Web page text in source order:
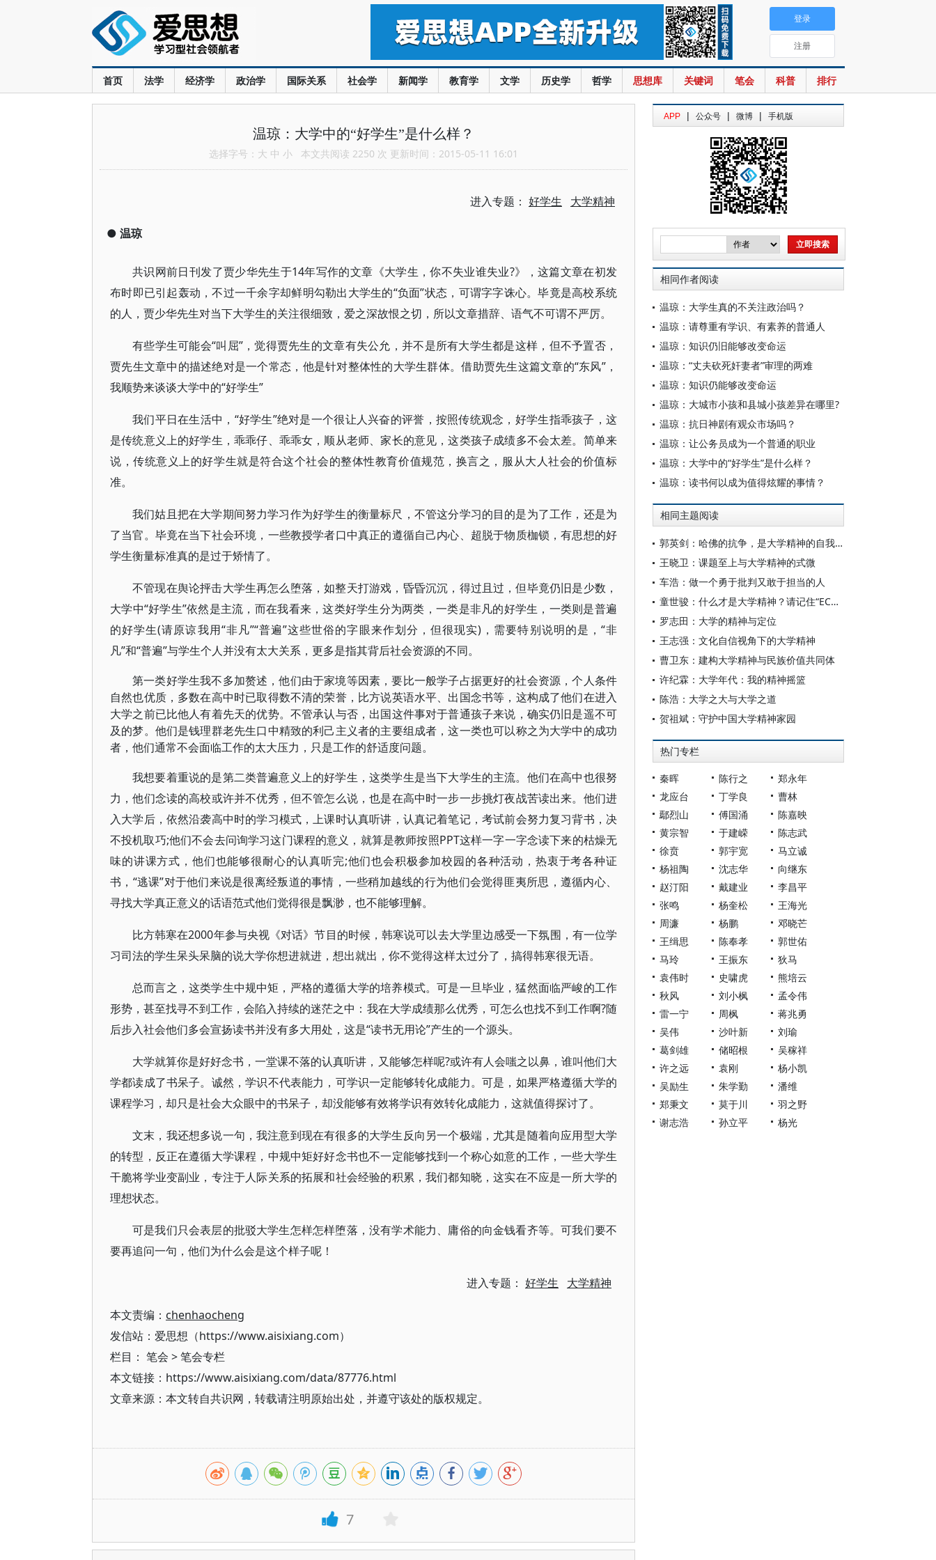
首页 法学 经济学 政治学 国际关系 社会学 新闻学 教育学 文学 历史学 哲学 思想库 关键词 笔会 科普 排行
登录
注册
温琼：大学中的“好学生”是什么样？
选择字号： 大 中 小 本文共阅读 2250 次 更新时间：2015-05-11 16:01
进入专题： 好学生 大学精神
● 温琼
共识网前日刊发了贾少华先生于14年写作的文章《大学生，你不失业谁失业?》，这篇文章在初发
布时即已引起轰动，不过一千余字却鲜明勾勒出大学生的“负面”状态，可谓字字诛心。毕竟是高校系统
的人，贾少华先生对当下大学生的关注很细致，爱之深故恨之切，所以文章措辞、语气不可谓不严厉。
有些学生可能会“叫屈”，觉得贾先生的文章有失公允，并不是所有大学生都是这样，但不予置否，
贾先生文章中的描述绝对是一个常态，他是针对整体性的大学生群体。借助贾先生这篇文章的“东风”，
我顺势来谈谈大学中的“好学生”
我们平日在生活中，“好学生”绝对是一个很让人兴奋的评誉，按照传统观念，好学生指乖孩子，这
是传统意义上的好学生，乖乖仔、乖乖女，顺从老师、家长的意见，这类孩子成绩多不会太差。简单来
说，传统意义上的好学生就是符合这个社会的整体性教育价值规范，换言之，服从大人社会的价值标
准。
我们姑且把在大学期间努力学习作为好学生的衡量标尺，不管这分学习的目的是为了工作，还是为
了当官。毕竟在当下社会环境，一些教授学者口中真正的遵循自己内心、超脱于物质枷锁，有思想的好
学生衡量标准真的是过于矫情了。
不管现在舆论抨击大学生再怎么堕落，如整天打游戏，昏昏沉沉，得过且过，但毕竟仍旧是少数，
大学中“好学生”依然是主流，而在我看来，这类好学生分为两类，一类是非凡的好学生，一类则是普遍
的好学生(请原谅我用“非凡”“普遍”这些世俗的字眼来作划分，但很现实)，需要特别说明的是，“非
凡”和“普遍”与学生个人并没有太大关系，更多是指其背后社会资源的不同。
第一类好学生我不多加赘述，他们由于家境等因素，要比一般学子占据更好的社会资源，个人条件
自然也优质，多数在高中时已取得数不清的荣誉，比方说英语水平、出国念书等，这构成了他们在进入
大学之前已比他人有着先天的优势。不管承认与否，出国这件事对于普通孩子来说，确实仍旧是遥不可
及的梦。他们是钱理群老先生口中精致的利己主义者的主要组成者，这一类也可以称之为大学中的成功
者，他们通常不会面临工作的太大压力，只是工作的舒适度问题。
我想要着重说的是第二类普遍意义上的好学生，这类学生是当下大学生的主流。他们在高中也很努
力，他们念读的高校或许并不优秀，但不管怎么说，也是在高中时一步一步挑灯夜战苦读出来。他们进
入大学后，依然沿袭高中时的学习模式，上课时认真听讲，认真记着笔记，考试前会努力复习背书，决
不投机取巧;他们不会去问询学习这门课程的意义，就算是教师按照PPT这样一字一字念读下来的枯燥无
味的讲课方式，他们也能够很耐心的认真听完;他们也会积极参加校园的各种活动，热衷于考各种证
书，“逃课”对于他们来说是很离经叛道的事情，一些稍加越线的行为他们会觉得匪夷所思，遵循内心、
寻找大学真正意义的话语范式他们觉得很是飘渺，也不能够理解。
比方韩寒在2000年参与央视《对话》节目的时候，韩寒说可以去大学里边感受一下氛围，有一位学
习司法的学生呆头呆脑的说大学你想进就进，想出就出，你不觉得这样太过分了，搞得韩寒很无语。
总而言之，这类学生中规中矩，严格的遵循大学的培养模式。可是一旦毕业，猛然面临严峻的工作
形势，甚至找寻不到工作，会陷入持续的迷茫之中：我在大学成绩那么优秀，可怎么也找不到工作啊?随
后步入社会他们多会宣扬读书并没有多大用处，这是“读书无用论”产生的一个源头。
大学就算你是好好念书，一堂课不落的认真听讲，又能够怎样呢?或许有人会嗤之以鼻，谁叫他们大
学都读成了书呆子。诚然，学识不代表能力，可学识一定能够转化成能力。可是，如果严格遵循大学的
课程学习，却只是社会大众眼中的书呆子，却没能够有效将学识有效转化成能力，这就值得探讨了。
文末，我还想多说一句，我注意到现在有很多的大学生反向另一个极端，尤其是随着向应用型大学
的转型，反正在遵循大学课程，中规中矩好好念书也不一定能够找到一个称心如意的工作，一些大学生
干脆将学业变副业，专注于人际关系的拓展和社会经验的积累，我们都知晓，这实在不应是一所大学的
理想状态。
可是我们只会表层的批驳大学生怎样怎样堕落，没有学术能力、庸俗的向金钱看齐等。可我们要不
要再追问一句，他们为什么会是这个样子呢！
进入专题： 好学生 大学精神
本文责编： chenhaocheng
发信站：爱思想（https://www.aisixiang.com）
栏目： 笔会 >笔会专栏
本文链接：https://www.aisixiang.com/data/87776.html
文章来源：本文转自共识网，转载请注明原始出处，并遵守该处的版权规定。
7
APP | 公众号 | 微博 | 手机版
相同作者阅读
温琼：大学生真的不关注政治吗？
温琼：请尊重有学识、有素养的普通人
温琼：知识仍旧能够改变命运
温琼：“丈夫砍死奸妻者”审理的两难
温琼：知识仍能够改变命运
温琼：大城市小孩和县城小孩差异在哪里?
温琼：抗日神剧有观众市场吗？
温琼：让公务员成为一个普通的职业
温琼：大学中的“好学生”是什么样？
温琼：读书何以成为值得炫耀的事情？
相同主题阅读
郭英剑：哈佛的抗争，是大学精神的自我捍卫
王晓卫：课题至上与大学精神的式微
车浩：做一个勇于批判又敢于担当的人
童世骏：什么才是大学精神？请记住“ECNU”
罗志田：大学的精神与定位
王志强：文化自信视角下的大学精神
曹卫东：建构大学精神与民族价值共同体
许纪霖：大学年代：我的精神摇篮
陈浩：大学之大与大学之道
贺祖斌：守护中国大学精神家园
热门专栏
秦晖 陈行之
郑永年
龙应台
丁学良
曹林
鄢烈山
傅国涌
陈嘉映
黄宗智
于建嵘
陈志武
徐贲
郭宇宽
马立诚
杨祖陶
沈志华
向继东
赵汀阳
戴建业
李昌平
张鸣
杨奎松
王海光
周濂
杨鹏
邓晓芒
王缉思
陈奉孝
郭世佑
马玲
王振东
狄马
袁伟时
史啸虎
熊培云
秋风
刘小枫
孟令伟
雷一宁
周枫
蒋兆勇
吴伟
沙叶新
刘瑜
葛剑雄
储昭根
吴稼祥
许之远
袁刚
杨小凯
吴励生
朱学勤
潘维
郑秉文
莫于川
羽之野
谢志浩
孙立平 杨光